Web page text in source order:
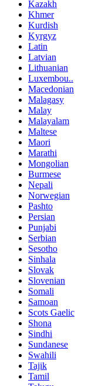
Kazakh
Khmer
Kurdish
Kyrgyz
Latin
Latvian
Lithuanian
Luxembou..
Macedonian
Malagasy
Malay
Malayalam
Maltese
Maori
Marathi
Mongolian
Burmese
Nepali
Norwegian
Pashto
Persian
Punjabi
Serbian
Sesotho
Sinhala
Slovak
Slovenian
Somali
Samoan
Scots Gaelic
Shona
Sindhi
Sundanese
Swahili
Tajik
Tamil